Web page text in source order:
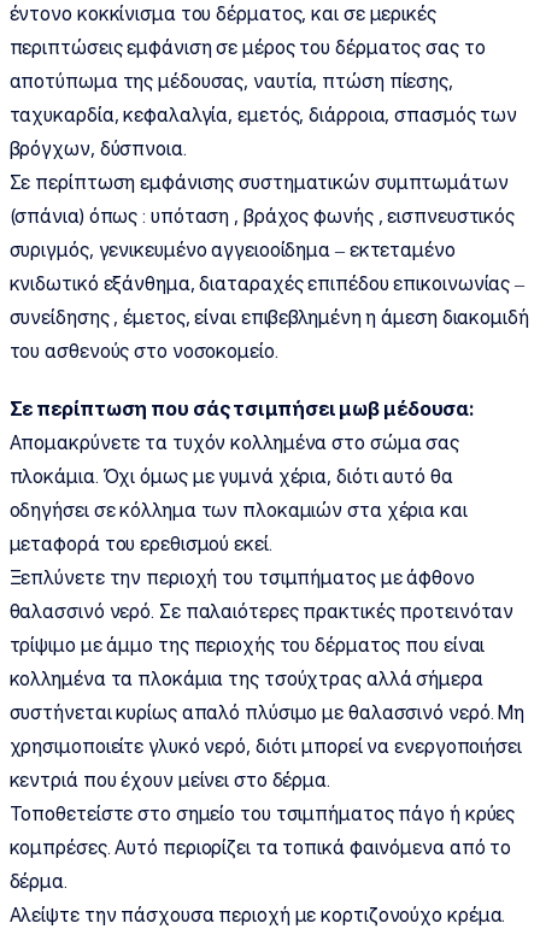
έντονο κοκκίνισμα του δέρματος, και σε μερικές
περιπτώσεις εμφάνιση σε μέρος του δέρματος σας το
αποτύπωμα της μέδουσας, ναυτία, πτώση πίεσης,
ταχυκαρδία, κεφαλαλγία, εμετός, διάρροια, σπασμός των
βρόγχων, δύσπνοια.
Σε περίπτωση εμφάνισης συστηματικών συμπτωμάτων
(σπάνια) όπως : υπόταση , βράχος φωνής , εισπνευστικός
συριγμός, γενικευμένο αγγειοοίδημα – εκτεταμένο
κνιδωτικό εξάνθημα, διαταραχές επιπέδου επικοινωνίας –
συνείδησης , έμετος, είναι επιβεβλημένη η άμεση διακομιδή
του ασθενούς στο νοσοκομείο.
Σε περίπτωση που σάς τσιμπήσει μωβ μέδουσα:
Απομακρύνετε τα τυχόν κολλημένα στο σώμα σας
πλοκάμια. Όχι όμως με γυμνά χέρια, διότι αυτό θα
οδηγήσει σε κόλλημα των πλοκαμιών στα χέρια και
μεταφορά του ερεθισμού εκεί.
Ξεπλύνετε την περιοχή του τσιμπήματος με άφθονο
θαλασσινό νερό. Σε παλαιότερες πρακτικές προτεινόταν
τρίψιμο με άμμο της περιοχής του δέρματος που είναι
κολλημένα τα πλοκάμια της τσούχτρας αλλά σήμερα
συστήνεται κυρίως απαλό πλύσιμο με θαλασσινό νερό. Μη
χρησιμοποιείτε γλυκό νερό, διότι μπορεί να ενεργοποιήσει
κεντριά που έχουν μείνει στο δέρμα.
Τοποθετείστε στο σημείο του τσιμπήματος πάγο ή κρύες
κομπρέσες. Αυτό περιορίζει τα τοπικά φαινόμενα από το
δέρμα.
Αλείψτε την πάσχουσα περιοχή με κορτιζονούχο κρέμα.